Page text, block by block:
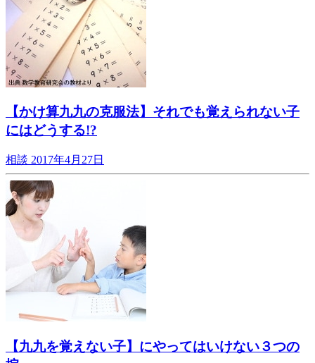
【かけ算九九の克服法】それでも覚えられない子
にはどうする!?
相談 2017年4月27日
【九九を覚えない子】にやってはいけない３つの